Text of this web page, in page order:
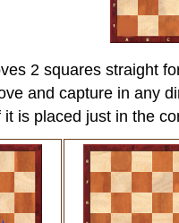
2 squares straight
and capture in any
is placed just in the